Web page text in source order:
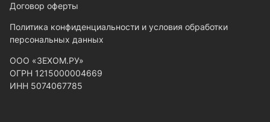
Договор оферты
Политика конфиденциальности и условия обработки
персональных данных
ООО «ЗЕХОМ.РУ»
ОГРН 1215000004669
ИНН 5074067785